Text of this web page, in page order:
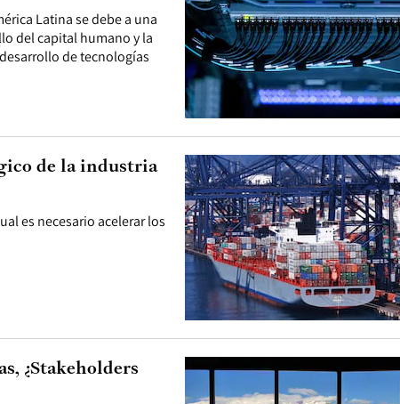
Latina se debe a una
del capital humano y la
de tecnologías
es necesario acelerar los
de la industria
¿Stakeholders